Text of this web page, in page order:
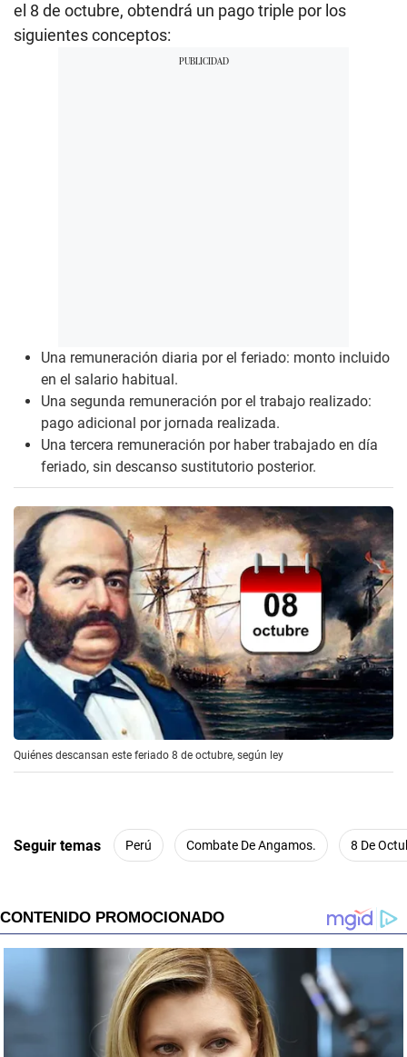
el 8 de octubre, obtendrá un pago triple por los
siguientes conceptos:
Una remuneración diaria por el feriado: monto incluido
en el salario habitual.
Una segunda remuneración por el trabajo realizado:
pago adicional por jornada realizada.
Una tercera remuneración por haber trabajado en día
feriado, sin descanso sustitutorio posterior.
Quiénes descansan este feriado 8 de octubre, según ley
Seguir temas Perú Combate De Angamos. 8 De